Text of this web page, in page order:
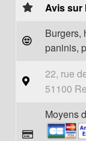
Avis sur
Burgers,
paninis,
22, rue
51100
Moyens